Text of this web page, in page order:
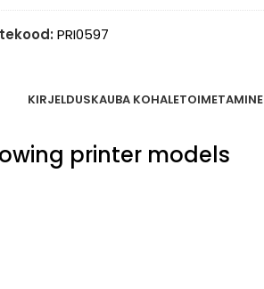
PRI0597
KIRJELDUSKAUBA KOHALETOIMETAMINE
printer models